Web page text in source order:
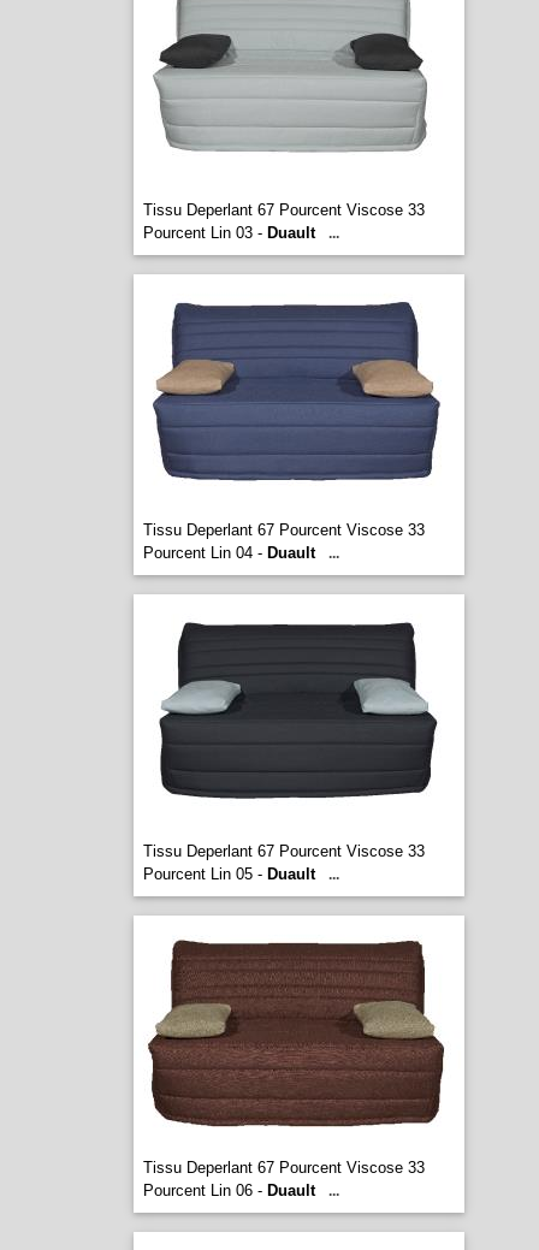
Tissu Deperlant 67 Pourcent Viscose 33
Pourcent Lin 03 - Duault ...
Tissu Deperlant 67 Pourcent Viscose 33
Pourcent Lin 04 - Duault ...
Tissu Deperlant 67 Pourcent Viscose 33
Pourcent Lin 05 - Duault ...
Tissu Deperlant 67 Pourcent Viscose 33
Pourcent Lin 06 - Duault ...